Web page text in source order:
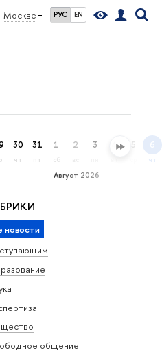
Москве РУС EN
30
чт
31
пт
Август 2026
1
сб
2 3 4 5 6
чт
новости
общение